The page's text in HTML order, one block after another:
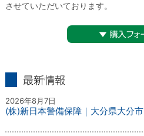
させていただいております。
2026年8月7日
(株)新日本警備保障｜大分県大分市